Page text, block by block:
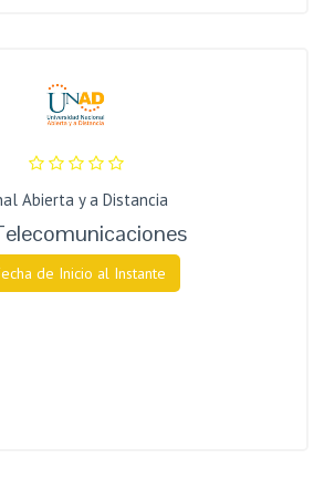
Abierta y a Distancia
de Inicio al Instante